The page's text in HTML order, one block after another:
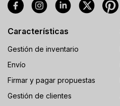
Características
Gestión de inventario
Envío
Firmar y pagar propuestas
Gestión de clientes